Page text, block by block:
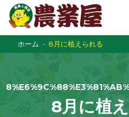
ホーム 8月に植えられる
8月に植